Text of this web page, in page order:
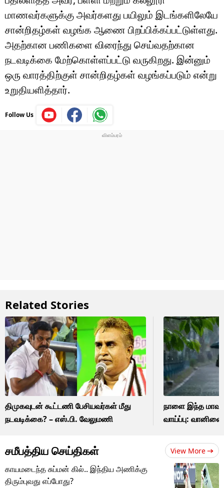
மாணவர்களுக்கு அவர்களது பயிலும் இடங்களிலேயே
சான்றிதழ்கள் வழங்க ஆணை பிறப்பிக்கப்பட்டுள்ளது.
அதற்கான பணிகளை விரைந்து செய்வதற்கான
நடவடிக்கை மேற்கொள்ளப்பட்டு வருகிறது. இன்னும்
ஒரு வாரத்திற்குள் சான்றிதழ்கள் வழங்கப்படும் என்று
உறுதியளித்தார்.
Follow Us
Related Stories
திமுகவுடன் கூட்டணி பேசியவர்கள் மீது
நடவடிக்கை? – எஸ்.பி. வேலுமணி
நாளை இந்த
வாய்ப்பு:
சமீபத்திய செய்திகள் View More
காயமடைந்த சுப்மன் கில்.. இந்திய அணிக்கு
திரும்புவது எப்போது?